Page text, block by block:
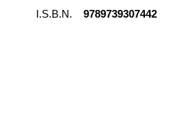
I.S.B.N.
9789739307442